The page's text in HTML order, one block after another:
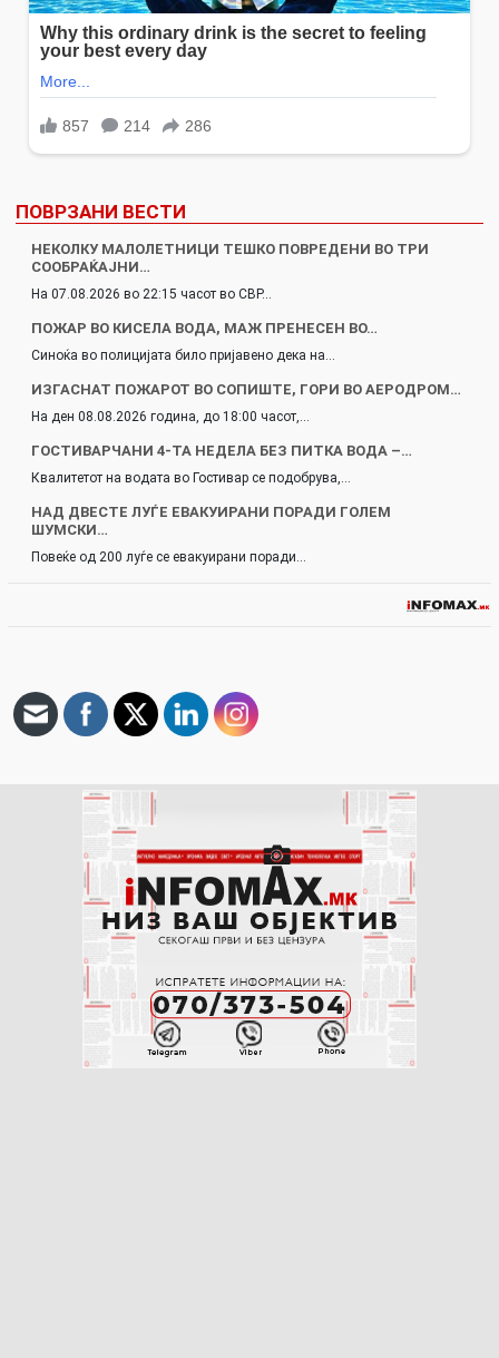
ПОВРЗАНИ ВЕСТИ
НЕКОЛКУ МАЛОЛЕТНИЦИ ТЕШКО ПОВРЕДЕНИ ВО ТРИ
СООБРАЌАЈНИ…
На 07.08.2026 во 22:15 часот во СВР…
ПОЖАР ВО КИСЕЛА ВОДА, МАЖ ПРЕНЕСЕН ВО…
Синоќа во полицијата било пријавено дека на…
ИЗГАСНАТ ПОЖАРОТ ВО СОПИШТЕ, ГОРИ ВО АЕРОДРОМ…
На ден 08.08.2026 година, до 18:00 часот,…
ГОСТИВАРЧАНИ 4-ТА НЕДЕЛА БЕЗ ПИТКА ВОДА –…
Квалитетот на водата во Гостивар се подобрува,…
НАД ДВЕСТЕ ЛУЃЕ ЕВАКУИРАНИ ПОРАДИ ГОЛЕМ
ШУМСКИ…
Повеќе од 200 луѓе се евакуирани поради…